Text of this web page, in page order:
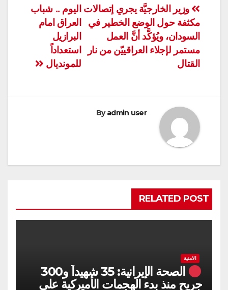
تصفّح
المقالات
اليوم .. شباب
العراق امام
البرازيل
استعداداً
للمونديال
وزير الخارجيَّة يجري إتصالات
مكثفة حول الوضع الخطير في
السودان، ويُؤكَّد أنَّ العمل
مستمر لإجلاء العراقييّن من نار
القتال
Byadmin user
RELATED POST
الامنية
الصحة الإيرانية: 35 شهيداً و300
جريح منذ بدء الهجمات الأميركية على